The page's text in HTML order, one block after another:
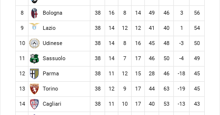
8 Bologna 38 16 8 14 49 46 3 56
9 Lazio 38 14 12 12 41 40 1 54
10 Udinese 38 14 8 16 45 48 -3 50
11 Sassuolo 38 14 7 17 46 50 -4 49
12 Parma 38 11 12 15 28 46 -18 45
13 Torino 38 12 9 17 44 63 -19 45
14 Cagliari 38 11 10 17 40 53 -13 43